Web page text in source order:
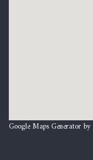
Google Maps Generator by